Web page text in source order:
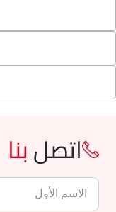
اتصلبنا